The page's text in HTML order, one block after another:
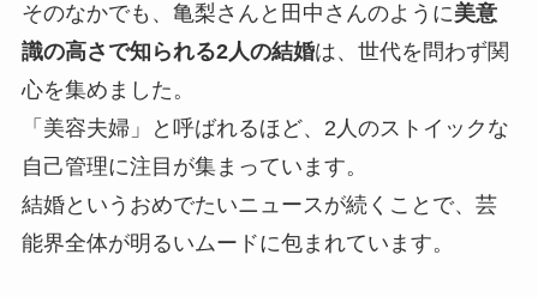
そのなかでも、亀梨さんと田中さんのように美意
識の高さで知られる2人の結婚は、世代を問わず関
心を集めました。
「美容夫婦」と呼ばれるほど、2人のストイックな
自己管理に注目が集まっています。
結婚というおめでたいニュースが続くことで、芸
能界全体が明るいムードに包まれています。